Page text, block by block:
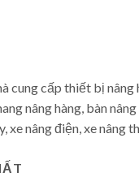
cung cấp thiết bị nâng
nâng hàng, bàn
xe nâng điện, xe nâng